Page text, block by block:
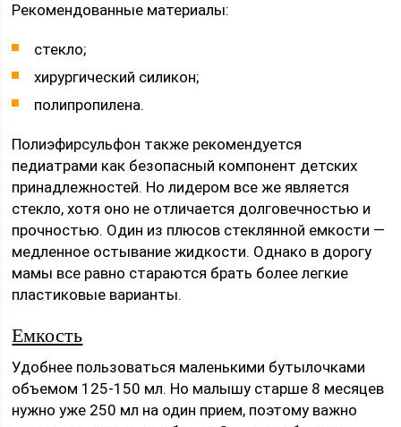
Рекомендованные материалы:
стекло;
хирургический силикон;
полипропилена.
Полиэфирсульфон также рекомендуется
педиатрами как безопасный компонент детских
принадлежностей. Но лидером все же является
стекло, хотя оно не отличается долговечностью и
прочностью. Один из плюсов стеклянной емкости —
медленное остывание жидкости. Однако в дорогу
мамы все равно стараются брать более легкие
пластиковые варианты.
Емкость
Удобнее пользоваться маленькими бутылочками
объемом 125-150 мл. Но малышу старше 8 месяцев
нужно уже 250 мл на один прием, поэтому важно